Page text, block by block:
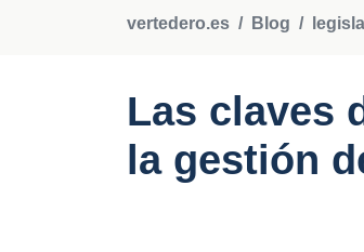
vertedero.es Blog
Las claves
la gestión